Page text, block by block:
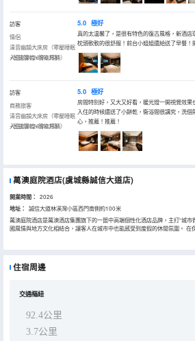
訪客
情侶
清音幽韻大床房（零壓睡眠
+智能客控+智能馬桶）
入住於2026年03月
5.0 極好
真的太温馨了，是很有特色的復古風格，新酒店
枕頭軟軟的很舒服！前台小姐姐還給送了早餐！
訪客
商務旅客
清音幽韻大床房（零壓睡眠
+智能客控+智能馬桶）
入住於2026年03月
5.0 極好
房間特別好，又大又好看，暖光燈一開視覺效
入住的時候還送了小餅乾，衞浴間很講究，洗
心，推薦！推薦！
萬澳庭院酒店(虞城縣誠信大道店)
開業時間： 2026
地址：
誠信大道林溪灣小區西門南側約100米
萬澳庭院酒店是萬澳酒店集團旗下的一箇中高端個性化酒店品牌，主打“城市
國風情與地方文化相結合，讓客人在城市中也能感受到度假的休閒氛圍。
住宿周邊
交通樞紐
92.4公里
3.7公里